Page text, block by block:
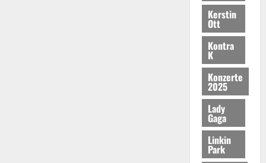
Kerstin
Ott
Kontra
K
Konzerte
2025
Lady
Gaga
Linkin
Park